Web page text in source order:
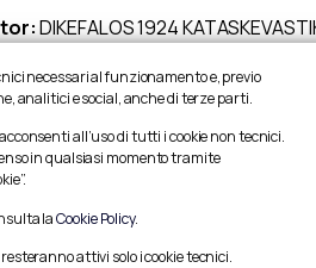
DIKEFALOS 1924
posti a sedere
quattro reticolari principali appese
x133 m con un’altezza da terra di 27
necessari al funzionamento e, previo
analitici e social, anche di terze parti.
all’uso di tutti i cookie non tecnici.
in qualsiasi momento tramite
laCookie Policy.
attivi solo i cookie tecnici.